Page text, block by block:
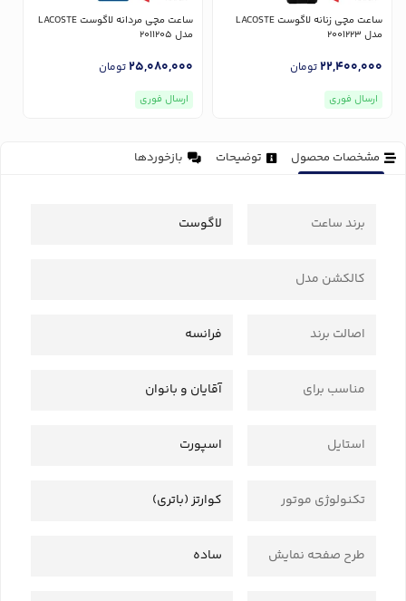
ساعت مچی زنانه لاگوست LACOSTE
مدل 2001223
22,400,000تومان
ارسال فوری
ساعت مچی مردانه لاگوست LACOSTE
مدل 2011205
25,080,000تومان
ارسال فوری
مشخصات محصول توضیحات بازخوردها
برند ساعت لاگوست
کالکشن مدل
اصالت برند فرانسه
مناسب برای آقایان و بانوان
استایل اسپورت
تکنولوژی موتور کوارتز (باتری)
طرح صفحه نمایش ساده